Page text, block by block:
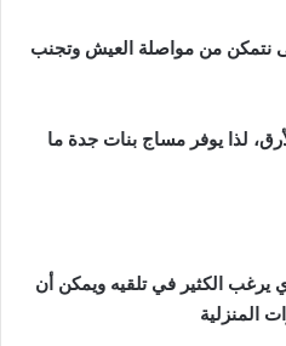
نتمكن من مواصلة العيش وتجنب
لذا يوفر مساج بنات جدة ما
يرغب الكثير في تلقيه ويمكن أن
المنزلية